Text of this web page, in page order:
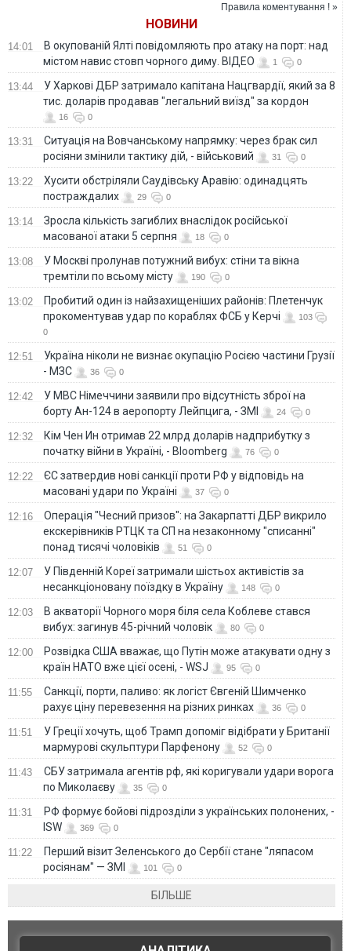
Правила коментування ! »
НОВИНИ
14:01
В окупованій Ялті повідомляють про атаку на порт: над
містом навис стовп чорного диму. ВІДЕО
1 0
13:44
У Харкові ДБР затримало капітана Нацгвардії, який за 8
тис. доларів продавав "легальний виїзд" за кордон
16 0
13:31
Ситуація на Вовчанському напрямку: через брак сил
росіяни змінили тактику дій, - військовий
31 0
13:22
Хусити обстріляли Саудівську Аравію: одинадцять
постраждалих
29 0
13:14
Зросла кількість загиблих внаслідок російської
масованої атаки 5 серпня
18 0
13:08
У Москві пролунав потужний вибух: стіни та вікна
тремтіли по всьому місту
190 0
13:02
Пробитий один із найзахищеніших районів: Плетенчук
прокоментував удар по кораблях ФСБ у Керчі
103
0
12:51
Україна ніколи не визнає окупацію Росією частини Грузії
- МЗС
36 0
12:42
У МВС Німеччини заявили про відсутність зброї на
борту Ан-124 в аеропорту Лейпцига, - ЗМІ
24 0
12:32
Кім Чен Ин отримав 22 млрд доларів надприбутку з
початку війни в Україні, - Bloomberg
76 0
12:22
ЄС затвердив нові санкції проти РФ у відповідь на
масовані удари по Україні
37 0
12:16
Операція "Чесний призов": на Закарпатті ДБР викрило
екскерівників РТЦК та СП на незаконному "списанні"
понад тисячі чоловіків
51 0
12:07
У Південній Кореї затримали шістьох активістів за
несанкціоновану поїздку в Україну
148 0
12:03
В акваторії Чорного моря біля села Коблеве стався
вибух: загинув 45-річний чоловік
80 0
12:00
Розвідка США вважає, що Путін може атакувати одну з
країн НАТО вже цієї осені, - WSJ
95 0
11:55
Санкції, порти, паливо: як логіст Євгеній Шимченко
рахує ціну перевезення на різних ринках
36 0
11:51
У Греції хочуть, щоб Трамп допоміг відібрати у Британії
мармурові скульптури Парфенону
52 0
11:43
СБУ затримала агентів рф, які коригували удари ворога
по Миколаєву
35 0
11:31
РФ формує бойові підрозділи з українських полонених, -
ISW
369 0
11:22
Перший візит Зеленського до Сербії стане "ляпасом
росіянам" — ЗМІ
101 0
БІЛЬШЕ